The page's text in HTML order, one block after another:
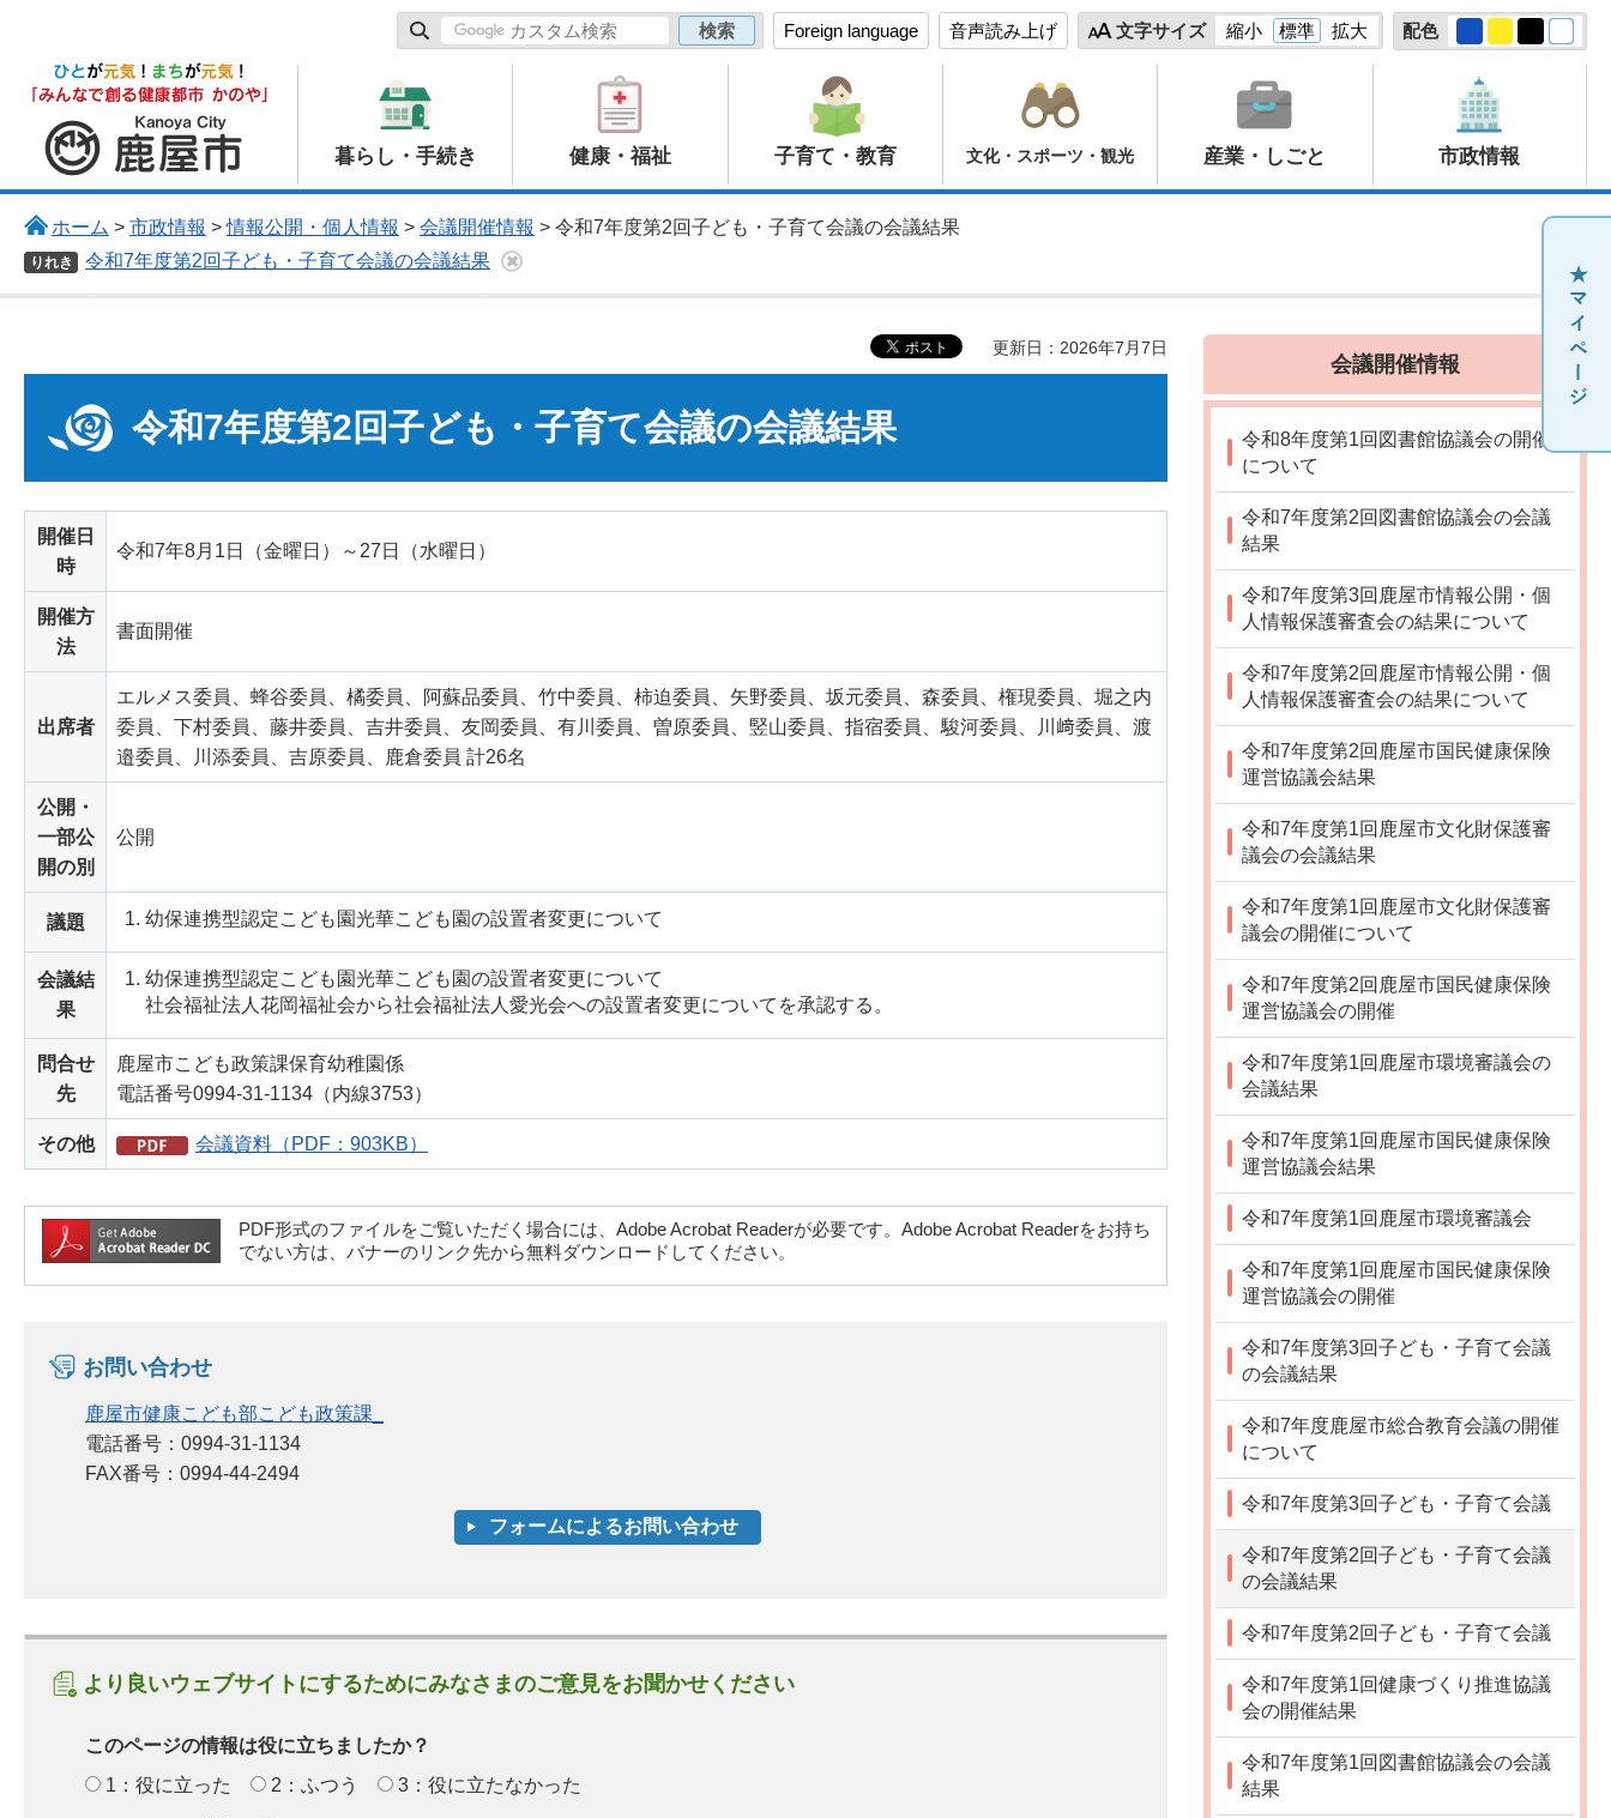
Foreign language 音声読み上げ 文字サイズ 縮小 標準 拡大 配色
鹿屋市
暮らし・手続き 健康・福祉 子育て・教育 文化・スポーツ・観光 産業・しごと 市政情報
ホーム > 市政情報 >情報公開・個人情報 > 会議開催情報 > 令和7年度第2回子ども・子育て会議の会議結果
りれき 令和7年度第2回子ども・子育て会議の会議結果
更新日：2026年7月7日
令和7年度第2回子ども・子育て会議の会議結果
開催日
時
令和7年8月1日（金曜日）～27日（水曜日）
開催方
法
書面開催
出席者
エルメス委員、蜂谷委員、橘委員、阿蘇品委員、竹中委員、柿迫委員、矢野委員、坂元委員、森委員、権現委員、堀之内
委員、下村委員、藤井委員、吉井委員、友岡委員、有川委員、曽原委員、竪山委員、指宿委員、駿河委員、川﨑委員、渡
邉委員、川添委員、吉原委員、鹿倉委員 計26名
公開・
一部公
開の別
公開
議題 幼保連携型認定こども園光華こども園の設置者変更について
会議結
果
幼保連携型認定こども園光華こども園の設置者変更について
社会福祉法人花岡福祉会から社会福祉法人愛光会への設置者変更についてを承認する。
問合せ
先
鹿屋市こども政策課保育幼稚園係
電話番号0994-31-1134（内線3753）
その他 会議資料（PDF：903KB）
PDF形式のファイルをご覧いただく場合には、Adobe Acrobat Readerが必要です。Adobe Acrobat Readerをお持ち
でない方は、バナーのリンク先から無料ダウンロードしてください。
お問い合わせ
鹿屋市健康こども部こども政策課_
電話番号：0994-31-1134
FAX番号：0994-44-2494
より良いウェブサイトにするためにみなさまのご意見をお聞かせください
このページの情報は役に立ちましたか？
1：役に立った
2：ふつう 3：役に立たなかった
会議開催情報
令和8年度第1回図書館協議会の開催
について
令和7年度第2回図書館協議会の会議
結果
令和7年度第3回鹿屋市情報公開・個
人情報保護審査会の結果について
令和7年度第2回鹿屋市情報公開・個
人情報保護審査会の結果について
令和7年度第2回鹿屋市国民健康保険
運営協議会結果
令和7年度第1回鹿屋市文化財保護審
議会の会議結果
令和7年度第1回鹿屋市文化財保護審
議会の開催について
令和7年度第2回鹿屋市国民健康保険
運営協議会の開催
令和7年度第1回鹿屋市環境審議会の
会議結果
令和7年度第1回鹿屋市国民健康保険
運営協議会結果
令和7年度第1回鹿屋市環境審議会
令和7年度第1回鹿屋市国民健康保険
運営協議会の開催
令和7年度第3回子ども・子育て会議
の会議結果
令和7年度鹿屋市総合教育会議の開催
について
令和7年度第3回子ども・子育て会議
令和7年度第2回子ども・子育て会議
の会議結果
令和7年度第2回子ども・子育て会議
令和7年度第1回健康づくり推進協議
会の開催結果
令和7年度第1回図書館協議会の会議
結果